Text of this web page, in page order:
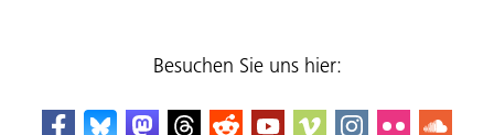
Besuchen Sie uns hier: